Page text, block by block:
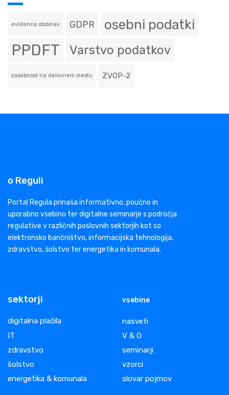
evidenca obdelav GDPR osebni podatki
PPDFT Varstvo podatkov
zasebnost na delovnem mestu ZVOP-2
o Reguli
Portal Regula prinaša informativno, poučno in
uporabno vsebino ter digitalne seminarje s področja
regulative v različnih poslovnih sektorjih kot so
elektronsko bančništvo, informacijska tehnologija,
zdravstvo, šolstvo ter energetika in komunala.
sektorji
digitalna plačila
IT
zdravstvo
šolstvo
energetika & komunala
vsebine
nasveti
V & O
seminarji
vzorci
slovar pojmov